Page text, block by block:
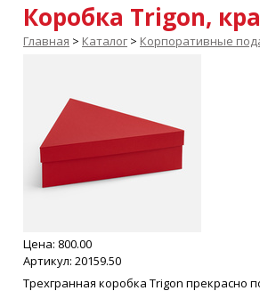
Коробка Trigon,
Главная > Каталог > Корпоративные
Цена: 800.00
Артикул: 20159.50
Трехгранная коробка Trigon прекрасно